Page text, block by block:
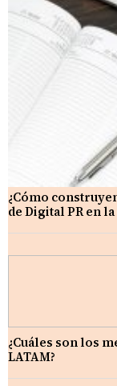
¿Cómo
de Digital PR en
¿Cuáles son los
LATAM?